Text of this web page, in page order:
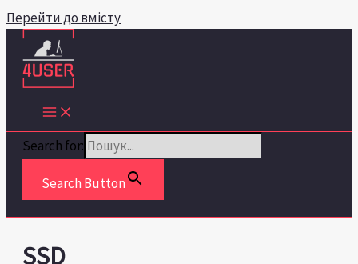
Перейти до вмісту
Search for:
Search Button
SSD